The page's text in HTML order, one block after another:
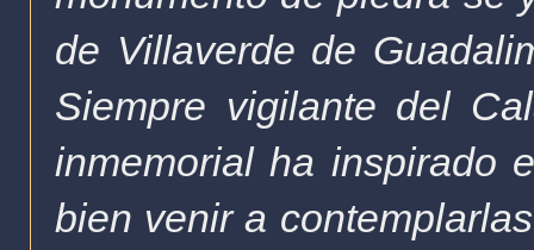
de Villaverde de
Siempre vigilante del
inmemorial ha inspirado
bien venir a